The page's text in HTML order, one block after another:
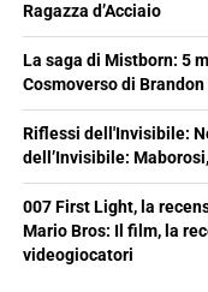
Ragazza d’Acciaio
La saga di Mistborn: 5
Cosmoverso di
Riflessi dell'Invisibile:
dell’Invisibile:
007 First Light, la
Mario Bros: Il film, la
videogiocatori